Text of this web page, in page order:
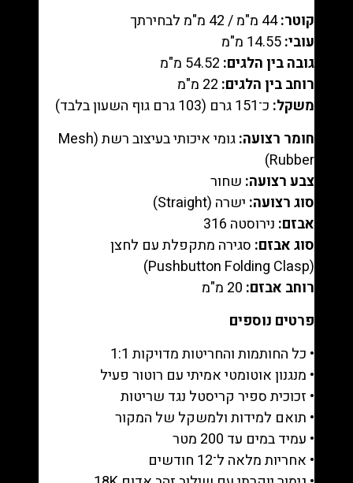
קוטר:44 מ"מ / 42 מ"מ לבחירתך
עובי:
גובה בין הלגים:
רוחב בין הלגים:
משקל: כ־151 גרם (103 גרם גוף השעון בלבד)
חומר רצועה:
גומי איכותי בעיצוב רשת (Mesh
Rubber)
צבע רצועה: שחור
סוג רצועה: ישרה (Straight)
אבזם: נירוסטה 316
סוג אבזם: סגירה מתקפלת עם לחצן
(Pushbutton Folding Clasp)
רוחב אבזם:
פרטים נוספים
• כל החותמות והחריטות מדויקות 1:1
• מנגנון אוטומטי אמיתי עם רוטור פעיל
• זכוכית ספיר קריסטל נגד שריטות
• תואם למידות ולמשקל של המקור
• עמיד במים עד 200 מטר
• אחריות מלאה ל־12 חודשים